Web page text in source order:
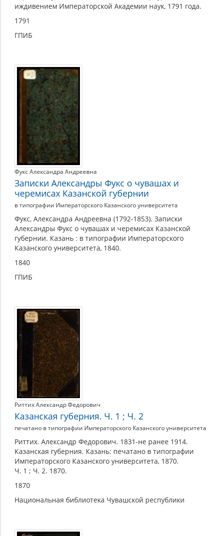
иждивением Императорской Академии наук, 1791 года.
1791
ГПИБ
Фукс Александра Андреевна
Записки Александры Фукс о чувашах и
черемисах Казанской губернии
в типографии Императорского Казанского университета
Фукс, Александра Андреевна (1792-1853). Записки
Александры Фукс о чувашах и черемисах Казанской
губернии. Казань : в типографии Императорского
Казанского университета, 1840.
1840
ГПИБ
Риттих Александр Федорович
Казанская губерния. Ч. 1 ; Ч. 2
печатано в типографии Императорского Казанского университета
Риттих. Александр Федорович. 1831-не ранее 1914.
Казанская губерния. Казань: печатано в типографии
Императорского Казанского университета, 1870.
Ч. 1 ; Ч. 2. 1870.
1870
Национальная библиотека Чувашской республики